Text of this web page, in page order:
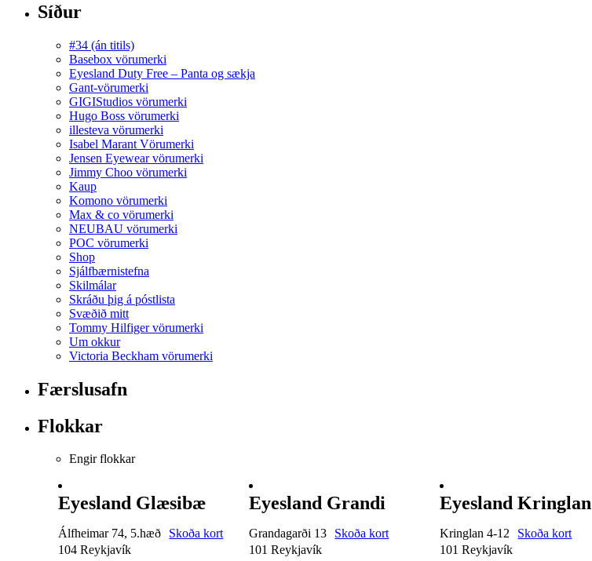
Síður
#34 (án titils)
Basebox vörumerki
Eyesland Duty Free – Panta og sækja
Gant-vörumerki
GIGIStudios vörumerki
Hugo Boss vörumerki
illesteva vörumerki
Isabel Marant Vörumerki
Jensen Eyewear vörumerki
Jimmy Choo vörumerki
Kaup
Komono vörumerki
Max & co vörumerki
NEUBAU vörumerki
POC vörumerki
Shop
Sjálfbærnistefna
Skilmálar
Skráðu þig á póstlista
Svæðið mitt
Tommy Hilfiger vörumerki
Um okkur
Victoria Beckham vörumerki
Færslusafn
Flokkar
Engir flokkar
Eyesland Glæsibæ
Álfheimar 74, 5.hæð
Skoða kort
104 Reykjavík
Eyesland Grandi
Grandagarði 13
Skoða kort
101 Reykjavík
Eyesland Kringlan
Kringlan 4-12
Skoða kort
101 Reykjavík